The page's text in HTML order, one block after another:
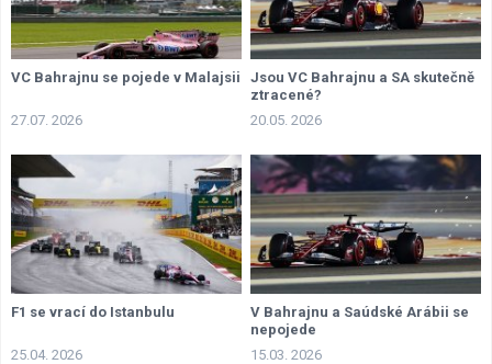
VC Bahrajnu se pojede v Malajsii
27.07. 2026
Jsou VC Bahrajnu a SA skutečně
ztracené?
20.05. 2026
F1 se vrací do Istanbulu
25.04. 2026
V Bahrajnu a Saúdské Arábii se
nepojede
15.03. 2026